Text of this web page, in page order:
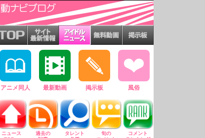
アニメ同人 最新動画 掲示板 風俗
ニュース
過去の
タレント
旬の
コメント